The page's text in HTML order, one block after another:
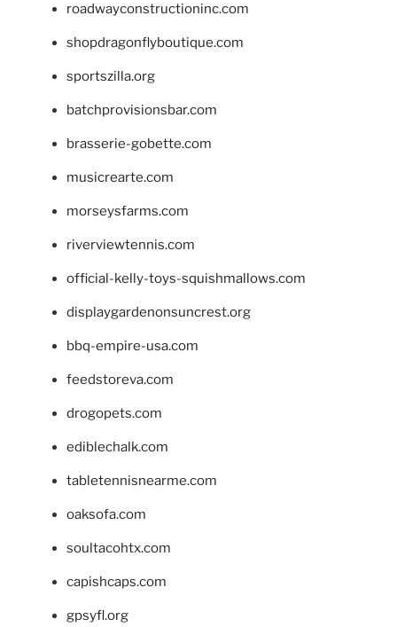
roadwayconstructioninc.com
shopdragonflyboutique.com
sportszilla.org
batchprovisionsbar.com
brasserie-gobette.com
musicrearte.com
morseysfarms.com
riverviewtennis.com
official-kelly-toys-squishmallows.com
displaygardenonsuncrest.org
bbq-empire-usa.com
feedstoreva.com
drogopets.com
ediblechalk.com
tabletennisnearme.com
oaksofa.com
soultacohtx.com
capishcaps.com
gpsyfl.org